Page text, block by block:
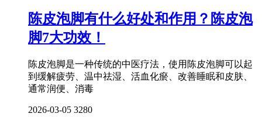
陈皮泡脚有什么好处和作用？陈皮泡
脚7大功效！
陈皮泡脚是一种传统的中医疗法，使用陈皮泡脚可以起
到缓解疲劳、温中祛湿、活血化瘀、改善睡眠和皮肤、
通常润便、消毒
2026-03-05 3280